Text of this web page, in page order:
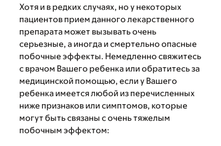
Хотя и в редких случаях, но у некоторых
пациентов прием данного лекарственного
препарата может вызывать очень
серьезные, а иногда и смертельно опасные
побочные эффекты. Немедленно свяжитесь
с врачом Вашего ребенка или обратитесь за
медицинской помощью, если у Вашего
ребенка имеется любой из перечисленных
ниже признаков или симптомов, которые
могут быть связаны с очень тяжелым
побочным эффектом: